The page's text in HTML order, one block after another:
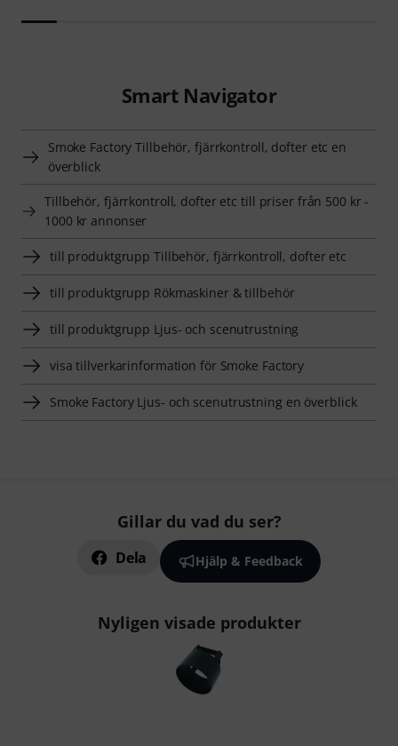
Smart Navigator
Smoke Factory Tillbehör, fjärrkontroll, dofter etc en
överblick
Tillbehör, fjärrkontroll, dofter etc till priser från 500 kr -
1000 kr annonser
till produktgrupp Tillbehör, fjärrkontroll, dofter etc
till produktgrupp Rökmaskiner & tillbehör
till produktgrupp Ljus- och scenutrustning
visa tillverkarinformation för Smoke Factory
Smoke Factory Ljus- och scenutrustning en överblick
Gillar du vad du ser?
Dela Hjälp & Feedback
Nyligen visade produkter